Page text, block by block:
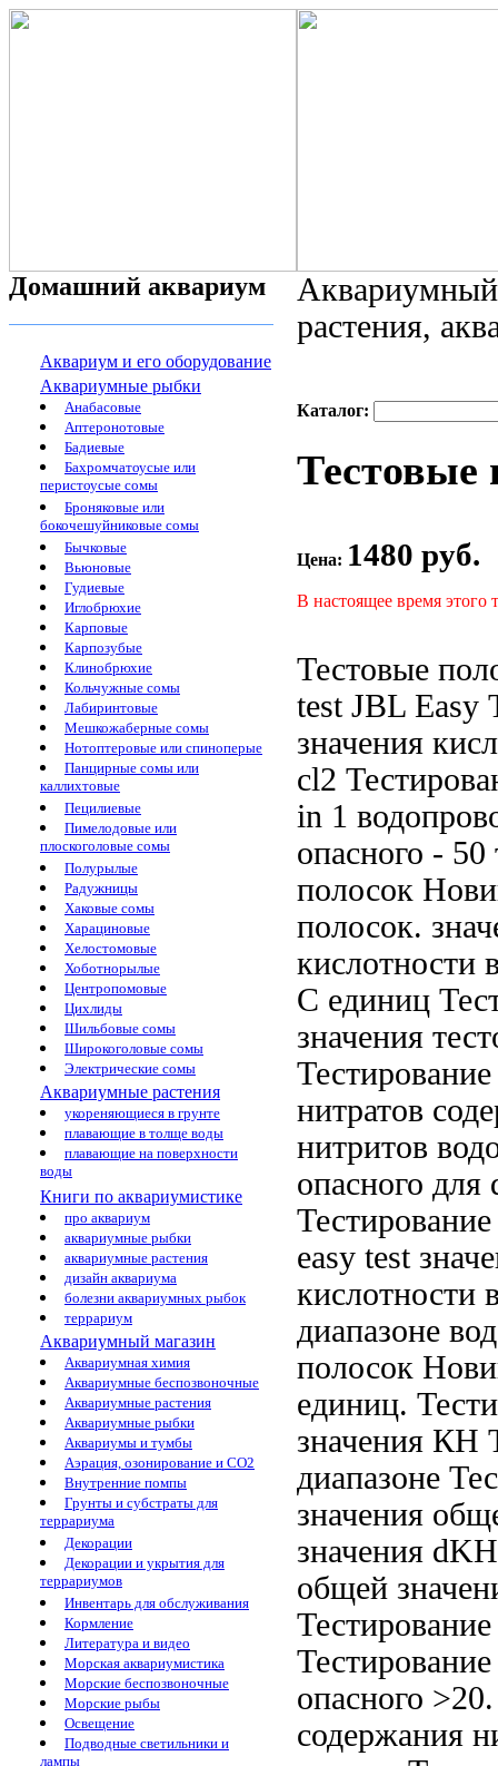
Домашний аквариум
Аквариум и его оборудование
Аквариумные рыбки
Анабасовые
Аптеронотовые
Бадиевые
Бахромчатоусые или
перистоусые сомы
Броняковые или
бокочешуйниковые сомы
Бычковые
Вьюновые
Гудиевые
Иглобрюхие
Карповые
Карпозубые
Клинобрюхие
Кольчужные сомы
Лабиринтовые
Мешкожаберные сомы
Нотоптеровые или спиноперые
Панцирные сомы или
каллихтовые
Пецилиевые
Пимелодовые или
плоскоголовые сомы
Полурылые
Радужницы
Хаковые сомы
Харациновые
Хелостомовые
Хоботнорылые
Центропомовые
Цихлиды
Шильбовые сомы
Широкоголовые сомы
Электрические сомы
Аквариумные растения
укореняющиеся в грунте
плавающие в толще воды
плавающие на поверхности
воды
Книги по аквариумистике
про аквариум
аквариумные рыбки
аквариумные растения
дизайн аквариума
болезни аквариумных рыбок
террариум
Аквариумный магазин
Аквариумная химия
Аквариумные беспозвоночные
Аквариумные растения
Аквариумные рыбки
Аквариумы и тумбы
Аэрация, озонирование и CO2
Внутренние помпы
Грунты и субстраты для
террариума
Декорации
Декорации и укрытия для
террариумов
Инвентарь для обслуживания
Кормление
Литература и видео
Морская аквариумистика
Морские беспозвоночные
Морские рыбы
Освещение
Подводные светильники и
лампы
растения,
Каталог:
Тестовые
Цена: 1480 руб.
В настоящее время этого
Тестовые
testJBL Easy
значения
cl2
in 1
опасного - 50
полосок
полосок.
кислотности
С единиц
значения
нитратов
нитритов
опасного для
easy test
кислотности
диапазоне
полосок
единиц.
значения КН
диапазоне
значения
значения
общей
опасного
содержания